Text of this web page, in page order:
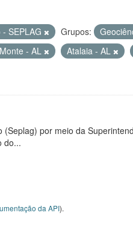
SEPLAG
Grupos:
- AL Atalaia - AL
por meio da
do...
da API).